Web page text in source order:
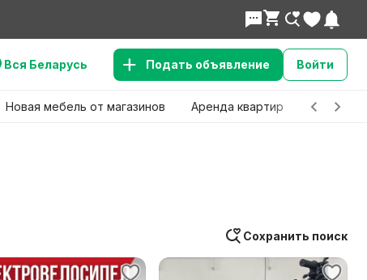
Вся Беларусь Подать объявление Войти
Новая мебель от магазинов Аренда квартир Детские
Сохранить поиск